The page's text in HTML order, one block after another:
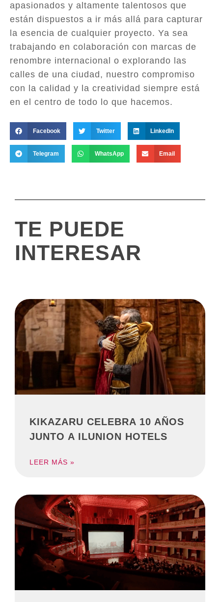
apasionados y altamente talentosos que
están dispuestos a ir más allá para capturar
la esencia de cualquier proyecto. Ya sea
trabajando en colaboración con marcas de
renombre internacional o explorando las
calles de una ciudad, nuestro compromiso
con la calidad y la creatividad siempre está
en el centro de todo lo que hacemos.
Facebook Twitter LinkedIn
Telegram WhatsApp Email
TE PUEDE
INTERESAR
KIKAZARU CELEBRA 10 AÑOS
JUNTO A ILUNION HOTELS
LEER MÁS »